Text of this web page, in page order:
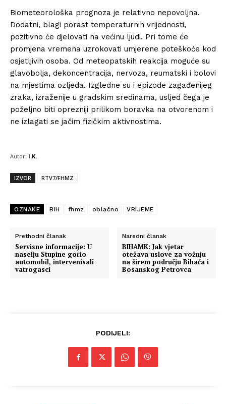
Biometeorološka prognoza je relativno nepovoljna.
Dodatni, blagi porast temperaturnih vrijednosti,
pozitivno će djelovati na većinu ljudi. Pri tome će
promjena vremena uzrokovati umjerene poteškoće kod
osjetljivih osoba. Od meteopatskih reakcija moguće su
glavobolja, dekoncentracija, nervoza, reumatski i bolovi
na mjestima ozljeda. Izgledne su i epizode zagađenijeg
zraka, izraženije u gradskim sredinama, usljed čega je
poželjno biti oprezniji prilikom boravka na otvorenom i
ne izlagati se jačim fizičkim aktivnostima.
Autor: I.K.
IZVOR RTV7/FHMZ
OZNAKE BIH fhmz oblačno VRIJEME
Prethodni članak
Servisne informacije: U
naselju Stupine gorio
automobil, intervenisali
vatrogasci
Naredni članak
BIHAMK: Jak vjetar
otežava uslove za vožnju
na širem području Bihaća i
Bosanskog Petrovca
PODIJELI: